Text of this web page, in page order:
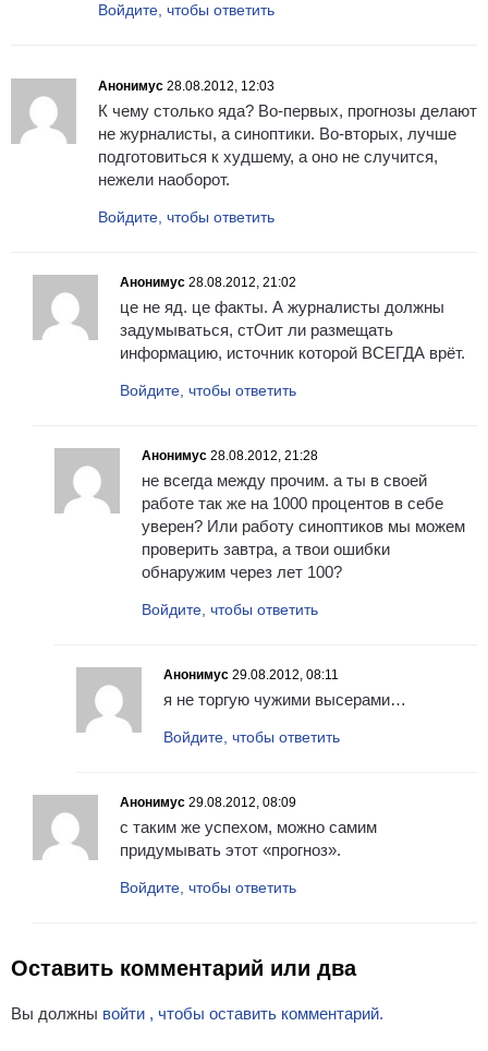
Войдите, чтобы ответить
Анонимус 28.08.2012, 12:03
К чему столько яда? Во-первых, прогнозы делают
не журналисты, а синоптики. Во-вторых, лучше
подготовиться к худшему, а оно не случится,
нежели наоборот.
Войдите, чтобы ответить
Анонимус 28.08.2012, 21:02
це не яд. це факты. А журналисты должны
задумываться, стОит ли размещать
информацию, источник которой ВСЕГДА врёт.
Войдите, чтобы ответить
Анонимус 28.08.2012, 21:28
не всегда между прочим. а ты в своей
работе так же на 1000 процентов в себе
уверен? Или работу синоптиков мы можем
проверить завтра, а твои ошибки
обнаружим через лет 100?
Войдите, чтобы ответить
Анонимус 29.08.2012, 08:11
я не торгую чужими высерами…
Войдите, чтобы ответить
Анонимус 29.08.2012, 08:09
с таким же успехом, можно самим
придумывать этот «прогноз».
Войдите, чтобы ответить
Оставить комментарий или два
Вы должны войти , чтобы оставить комментарий.